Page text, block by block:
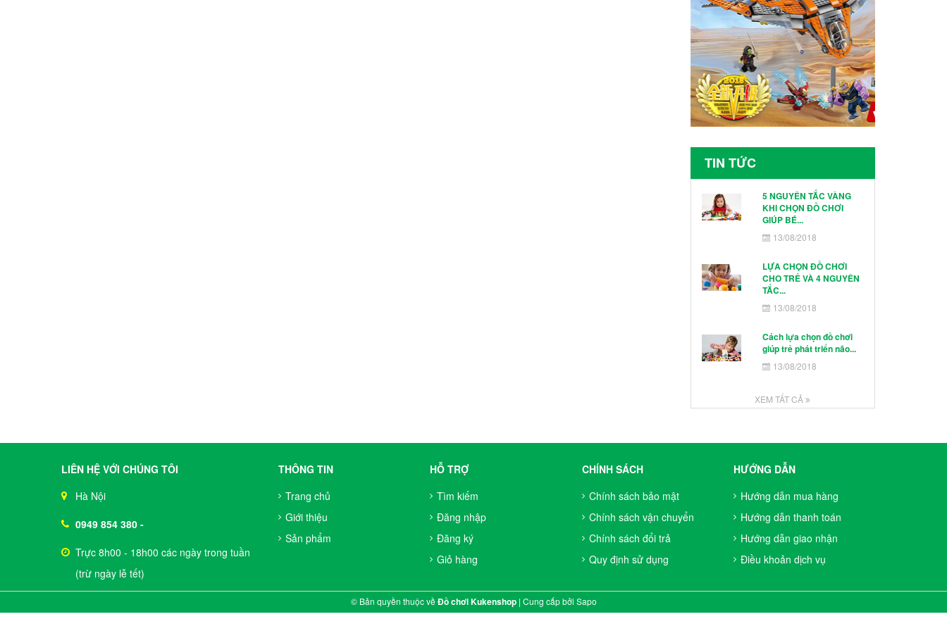
TIN TỨC
5 NGUYÊN TẮC VÀNG
KHI CHỌN ĐỒ CHƠI
GIÚP BÉ...
13/08/2018
LỰA CHỌN ĐỒ CHƠI
CHO TRẺ VÀ 4 NGUYÊN
TẮC...
13/08/2018
Cách lựa chọn đồ chơi
giúp trẻ phát triển não...
13/08/2018
XEM TẤT CẢ
LIÊN HỆ VỚI CHÚNG TÔI
Hà Nội
0949 854 380 -
Trực 8h00 - 18h00 các ngày trong tuần
(trừ ngày lễ tết)
THÔNG TIN
Trang chủ
Giới thiệu
Sản phẩm
HỖ TRỢ
Tìm kiếm
Đăng nhập
Đăng ký
Giỏ hàng
CHÍNH SÁCH
Chính sách bảo mật
Chính sách vận chuyển
Chính sách đổi trả
Quy định sử dụng
HƯỚNG DẪN
Hướng dẫn mua hàng
Hướng dẫn thanh toán
Hướng dẫn giao nhận
Điều khoản dịch vụ
© Bản quyền thuộc vềĐồ chơi Kukenshop| Cung cấp bởi Sapo